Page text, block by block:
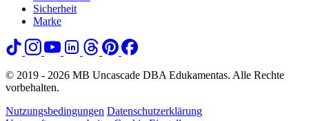
Sicherheit
Marke
© 2019 - 2026 MB Uncascade DBA Edukamentas. Alle Rechte
vorbehalten.
Nutzungsbedingungen Datenschutzerklärung